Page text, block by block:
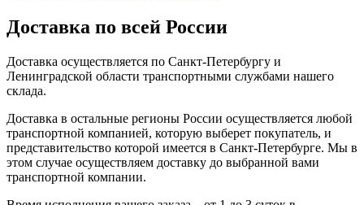
Доставка по всей России
Доставка осуществляется по Санкт-Петербургу и
Ленинградской области транспортными службами нашего
склада.
Доставка в остальные регионы России осуществляется любой
транспортной компанией, которую выберет покупатель, и
представительство которой имеется в Санкт-Петербурге. Мы в
этом случае осуществляем доставку до выбранной вами
транспортной компании.